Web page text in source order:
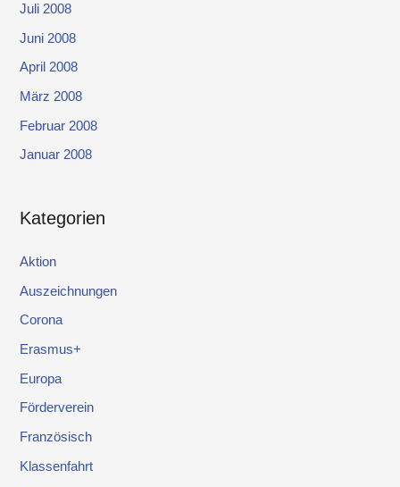
Juli 2008
Juni 2008
April 2008
März 2008
Februar 2008
Januar 2008
Kategorien
Aktion
Auszeichnungen
Corona
Erasmus+
Europa
Förderverein
Französisch
Klassenfahrt